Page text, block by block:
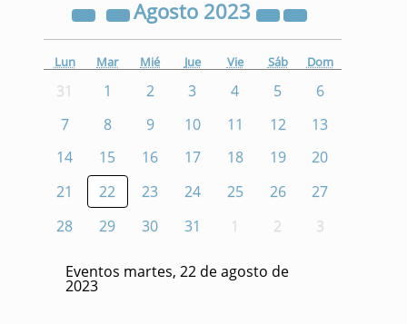
Agosto 2023
Lun Mar Mié Jue Vie Sáb Dom
31 1 2 3 4 5
6
7
8 9 10 11 12
13
14
15 16 17 18 19
20
21
22 23 24 25 26
27
28
29 30 31 1 2 3
Eventos martes, 22 de agosto de
2023